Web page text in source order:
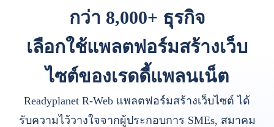
กว่า 8,000+ ธุรกิจ
เลือกใช้แพลตฟอร์มสร้างเว็บ
ไซต์ของเรดดี้แพลนเน็ต
Readyplanet R-Web แพลตฟอร์มสร้างเว็บไซต์ ได้
รับความไว้วางใจจากผู้ประกอบการ SMEs, สมาคม